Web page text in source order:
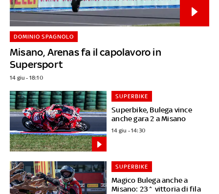
Misano, Arenas fa il capolavoro in
Supersport
DOMINIO SPAGNOLO
14 giu - 18:10
Superbike, Bulega vince
anche gara 2 a Misano
SUPERBIKE
14 giu - 14:30
Magico Bulega anche a
Misano: 23^ vittoria di fila
SUPERBIKE